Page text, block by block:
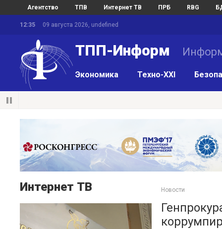
Агентство ТПВ Интернет ТВ ПРБ RBG
12:35 09 августа 2026, undefined
ТПП-Информ
Экономика Техно-XXI
Интернет ТВ Новости